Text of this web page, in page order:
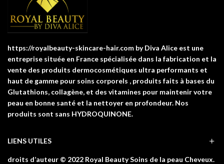
https://royalbeauty-skincare-hair.com by Diva Alice est une
entreprise située en France spécialisée dans la fabrication et la
vente des produits dermocosmétiques ultra performants et
haut de gamme pour soins corporels , produits faits à bases du
Glutathions, collagène, et des vitamines pour maintenir votre
peau en bonne santé et la nettoyer en profondeur. Nos
produits sont sans HYDROQUINONE.
LIENS UTILES
droits d’auteur © 2022 Royal Beauty Soins de la peau Cheveux.